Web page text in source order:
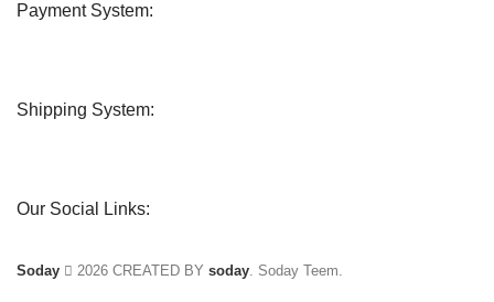
Payment System:
Shipping System:
Our Social Links:
Soday 2026 CREATED BY soday. Soday Teem.